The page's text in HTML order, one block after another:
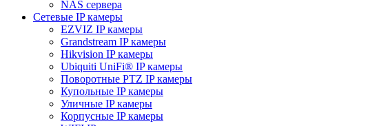
NAS сервера
Сетевые IP камеры
EZVIZ IP камеры
Grandstream IP камеры
Hikvision IP камеры
Ubiquiti UniFi® IP камеры
Поворотные PTZ IP камеры
Купольные IP камеры
Уличные IP камеры
Корпусные IP камеры